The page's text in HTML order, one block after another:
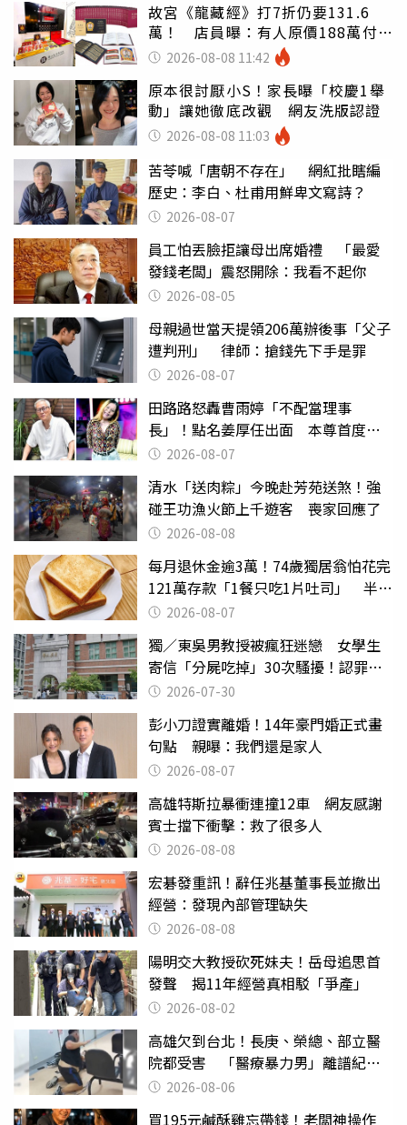
故宮《龍藏經》打7折仍要131.6
萬！ 店員曝：有人原價188萬付現
購買2026-08-08 11:42
原本很討厭小S！家長曝「校慶1舉
動」讓她徹底改觀 網友洗版認證
2026-08-08 11:03
苦苓喊「唐朝不存在」 網紅批瞎編
歷史：李白、杜甫用鮮卑文寫詩？
2026-08-07
員工怕丟臉拒讓母出席婚禮 「最愛
發錢老闆」震怒開除：我看不起你
2026-08-05
母親過世當天提領206萬辦後事「父子
遭判刑」 律師：搶錢先下手是罪
2026-08-07
田路路怒轟曹雨婷「不配當理事
長」！點名姜厚任出面 本尊首度回
應了2026-08-07
清水「送肉粽」今晚赴芳苑送煞！強
碰王功漁火節上千遊客 喪家回應了
2026-08-08
每月退休金逾3萬！74歲獨居翁怕花完
121萬存款「1餐只吃1片吐司」 半年
後暴瘦嚇壞女兒
2026-08-07
獨／東吳男教授被瘋狂迷戀 女學生
寄信「分屍吃掉」30次騷擾！認罪免
關 2026-07-30
彭小刀證實離婚！14年豪門婚正式畫
句點 親曝：我們還是家人
2026-08-07
高雄特斯拉暴衝連撞12車 網友感謝
賓士擋下衝擊：救了很多人
2026-08-08
宏碁發重訊！辭任兆基董事長並撤出
經營：發現內部管理缺失
2026-08-08
陽明交大教授砍死妹夫！岳母追思首
發聲 揭11年經營真相駁「爭產」
2026-08-02
高雄欠到台北！長庚、榮總、部立醫
院都受害 「醫療暴力男」離譜紀錄
曝光2026-08-06
買195元鹹酥雞忘帶錢！老闆神操作